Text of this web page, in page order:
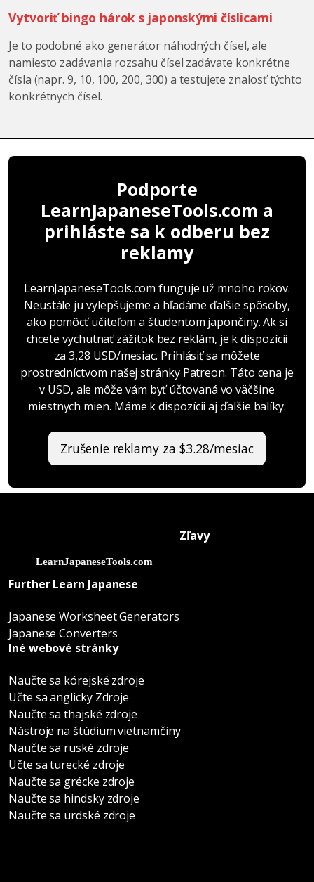
Vytvoriť bingo hárok s japonskými číslicami
Je to podobné ako generátor náhodných čísel, ale
namiesto zadávania rozsahu čísel zadávate konkrétne
čísla (napr. 9, 10, 100, 200, 300) a testujete znalosť týchto
konkrétnych čísel.
Podporte
LearnJapaneseTools.com a
prihláste sa k odberu bez
reklamy
LearnJapaneseTools.com funguje už mnoho rokov.
Neustále ju vylepšujeme a hľadáme ďalšie spôsoby,
ako pomôcť učiteľom a študentom japončiny. Ak si
chcete vychutnať zážitok bez reklám, je k dispozícii
za 3,28 USD/mesiac. Prihlásiť sa môžete
prostredníctvom našej stránky Patreon. Táto cena je
v USD, ale môže vám byť účtovaná vo väčšine
miestnych mien. Máme k dispozícii aj ďalšie balíky.
Zrušenie reklamy za $3.28/mesiac
Zľavy
Further Learn Japanese
Japanese Worksheet Generators
Japanese Converters
Iné webové stránky
Naučte sa kórejské zdroje
Učte sa anglicky Zdroje
Naučte sa thajské zdroje
Nástroje na štúdium vietnamčiny
Naučte sa ruské zdroje
Učte sa turecké zdroje
Naučte sa grécke zdroje
Naučte sa hindsky zdroje
Naučte sa urdské zdroje